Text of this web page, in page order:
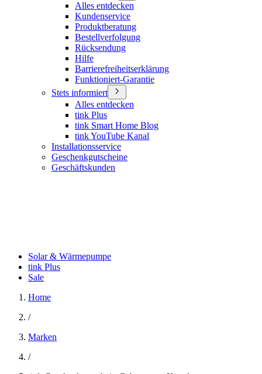
Alles entdecken
Kundenservice
Produktberatung
Bestellverfolgung
Rücksendung
Hilfe
Barrierefreiheitserklärung
Funktioniert-Garantie
Stets informiert
Alles entdecken
tink Plus
tink Smart Home Blog
tink YouTube Kanal
Installationsservice
Geschenkgutscheine
Geschäftskunden
Solar & Wärmepumpe
tink Plus
Sale
Home
/
Marken
/